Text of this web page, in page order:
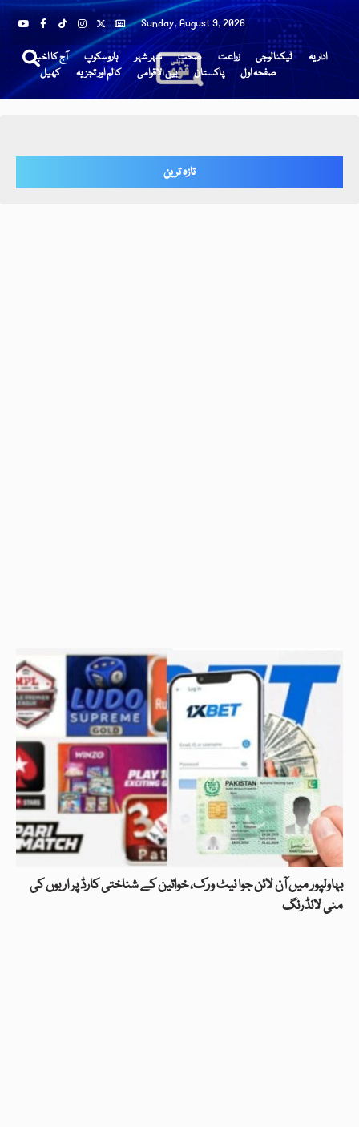
Sunday, August 9, 2026
آج کا اخبار ہاروسکوپ شہر شہر صحت زراعت ٹیکنالوجی
اداریہ
کھیل
کالم اور تجزیہ بین الاقوامی پاکستان صفحہ اول
تازہ ترین
بہاولپور میں آن لائن جوا نیٹ ورک، خواتین کے شناختی کارڈ پر اربوں کی
منی لانڈرنگ